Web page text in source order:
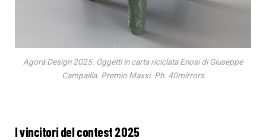
Agorà Design 2025. Oggetti in carta riciclata Enosi di Giuseppe
Campailla. Premio Maxxi. Ph. 40mirrors
I vincitori del contest 2025